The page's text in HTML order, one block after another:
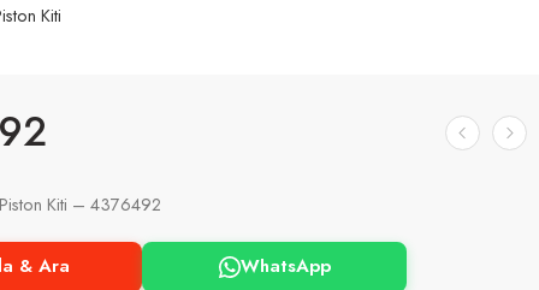
Kiti
Kiti – 4376492
& Ara
WhatsApp